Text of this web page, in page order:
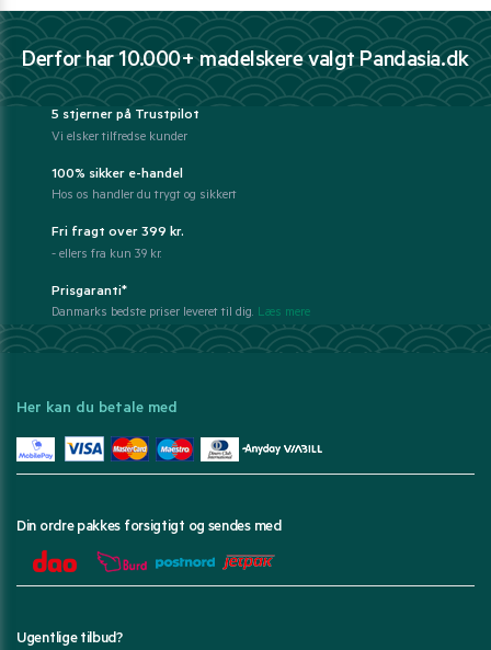
Derfor har 10.000+ madelskere valgt Pandasia.dk
5 stjerner på Trustpilot
Vi elsker tilfredse kunder
100% sikker e-handel
Hos os handler du trygt og sikkert
Fri fragt over 399 kr.
- ellers fra kun 39 kr.
Prisgaranti*
Danmarks bedste priser leveret til dig. Læs mere
Her kan du betale med
Din ordre pakkes forsigtigt og sendes med
Ugentlige tilbud?